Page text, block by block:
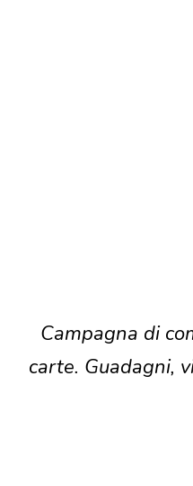
Campagna di
carte. Guadagni,